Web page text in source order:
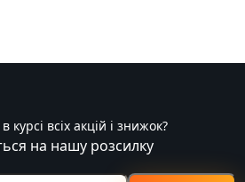
курсі всіх акцій і знижок?
на нашу розсилку